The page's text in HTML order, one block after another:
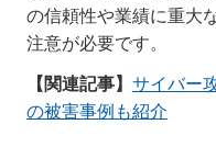
の信頼性や業績に重大
注意が必要です。
【関連記事】 サイバー
の被害事例も紹介